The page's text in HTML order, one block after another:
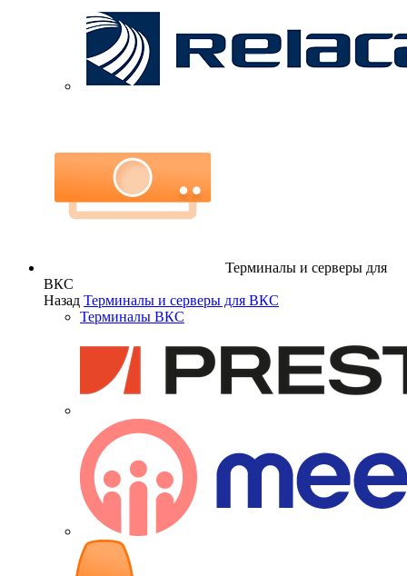
Терминалы и серверы для
ВКС
Назад Терминалы и серверы для ВКС
Терминалы ВКС